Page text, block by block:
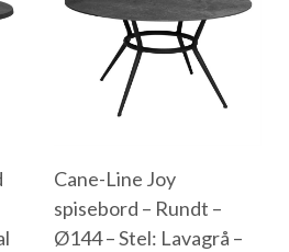
Cane-Line Joy
spisebord – Rundt –
Ø144 – Stel: Lavagrå –